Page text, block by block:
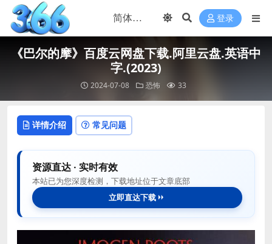
登录
《巴尔的摩》百度云网盘下载.阿里云盘.英语中
字.(2023)
2024-07-08 恐怖 33
详情介绍 常见问题
资源直达 · 实时有效
本站已为您深度检测，下载地址位于文章底部
立即直达下载